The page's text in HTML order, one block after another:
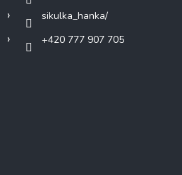
sikulka_hanka/
+420 777 907 705